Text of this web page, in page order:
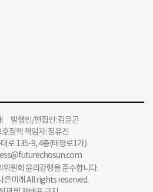
발행인/편집인: 김윤곤
정책 책임자: 정유진
로 135-9, 4층(태평로1가)
원회 윤리강령을 준수합니다.
미래 All rights reserved.